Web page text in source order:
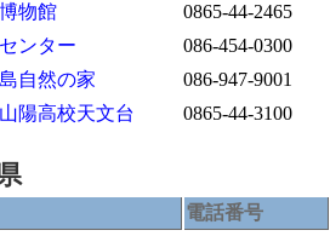
物館
0865-44-2465
ンター
086-454-0300
自然の家
086-947-9001
陽高校天文台
0865-44-3100
電話番号